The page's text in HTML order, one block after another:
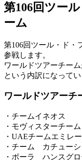
第106回ツー
ーム
第106回ツール・ド・
参戦します。
ワールドツアーチー
という内訳になってい
ワールドツアーチ
・チームイネオス
・モヴィスターチーム
・UAEチームエミレ
・チーム カチュー
・ボーラ ハンスグロ